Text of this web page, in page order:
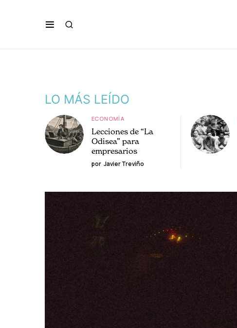
LO MÁS LEÍDO
ECONOMÍA
Lecciones de “La
Odisea” para
empresarios
por Javier Treviño